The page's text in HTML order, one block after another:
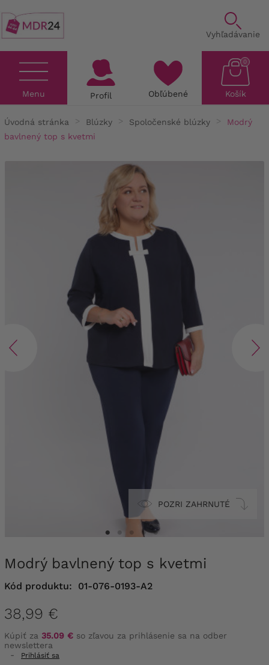
Vyhľadávanie
Menu Profil Obľúbené Košík
0
Úvodná stránka Blúzky Spoločenské blúzky
Modrý
bavlnený top s kvetmi
POZRI ZAHRNUTÉ
Modrý bavlnený top s kvetmi
Kód produktu: 01-076-0193-A2
38,99 €
Kúpiť za 35.09 € so zľavou za prihlásenie sa na odber
newslettera
-
Prihlásiť sa